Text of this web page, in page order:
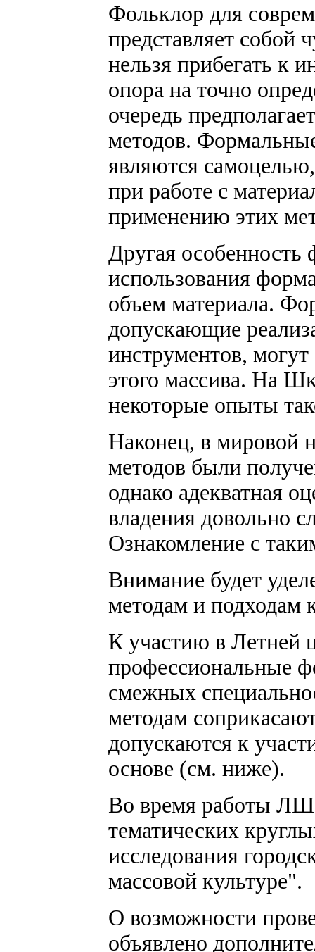
Фольклор для
представляет собой
нельзя прибегать к
опора на точно
очередь
методов.
являются
при работе с
применению этих
Другая особенность
использования
объем материала.
допускающие
инструментов, могут
этого массива. На
некоторые опыты
Наконец, в мировой
методов были
однако адекватная
владения довольно
Ознакомление с
Внимание будет
методам и подходам
К участию в Летней
профессиональные
смежных
методам
допускаются к
основе (см. ниже).
Во время работы ЛШ
тематических
исследования
массовой культуре".
О возможности
объявлено